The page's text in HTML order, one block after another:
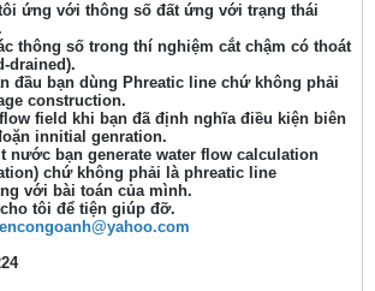
ứng với thông số đất ứng với trạng thái
thông số trong thí nghiệm cắt chậm có thoát
drained).
đầu bạn dùng Phreatic line chứ không phải
construction.
field khi bạn đã định nghĩa điều kiện biên
innitial genration.
nước bạn generate water flow calculation
chứ không phải là phreatic line
với bài toán của mình.
tôi để tiện giúp đỡ.